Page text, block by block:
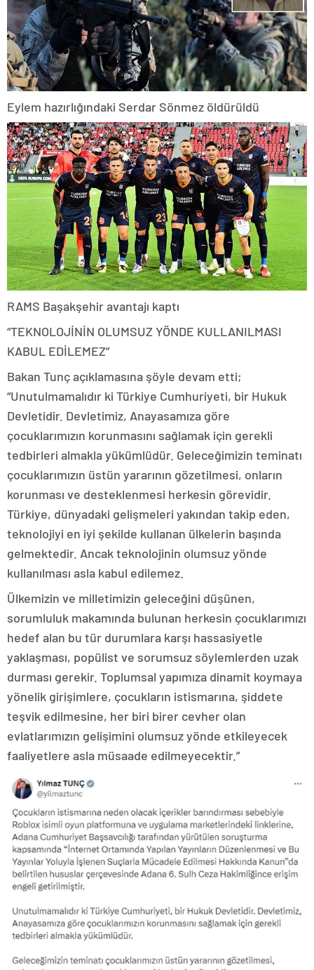
Eylem hazırlığındaki Serdar Sönmez öldürüldü
RAMS Başakşehir avantajı kaptı
“TEKNOLOJİNİN OLUMSUZ YÖNDE KULLANILMASI
KABUL EDİLEMEZ”
Bakan Tunç açıklamasına şöyle devam etti;
“Unutulmamalıdır ki Türkiye Cumhuriyeti, bir Hukuk
Devletidir. Devletimiz, Anayasamıza göre
çocuklarımızın korunmasını sağlamak için gerekli
tedbirleri almakla yükümlüdür. Geleceğimizin teminatı
çocuklarımızın üstün yararının gözetilmesi, onların
korunması ve desteklenmesi herkesin görevidir.
Türkiye, dünyadaki gelişmeleri yakından takip eden,
teknolojiyi en iyi şekilde kullanan ülkelerin başında
gelmektedir. Ancak teknolojinin olumsuz yönde
kullanılması asla kabul edilemez.
Ülkemizin ve milletimizin geleceğini düşünen,
sorumluluk makamında bulunan herkesin çocuklarımızı
hedef alan bu tür durumlara karşı hassasiyetle
yaklaşması, popülist ve sorumsuz söylemlerden uzak
durması gerekir. Toplumsal yapımıza dinamit koymaya
yönelik girişimlere, çocukların istismarına, şiddete
teşvik edilmesine, her biri birer cevher olan
evlatlarımızın gelişimini olumsuz yönde etkileyecek
faaliyetlere asla müsaade edilmeyecektir.”